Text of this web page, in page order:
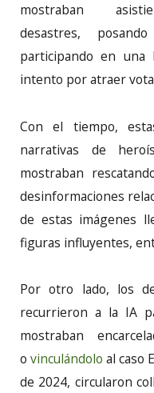
mostraban
desastres,
participando en
intento por atraer
Con el tiempo,
narrativas de
mostraban
desinformaciones
de estas imágenes
figuras influyentes,
Por otro lado, los
recurrieron a la IA
mostraban
o vinculándolo al caso
de 2024, circularon